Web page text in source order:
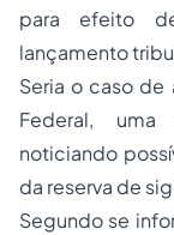
para efeito
lançamento
Seria o caso
Federal, uma
noticiando
da reserva de
Segundo se